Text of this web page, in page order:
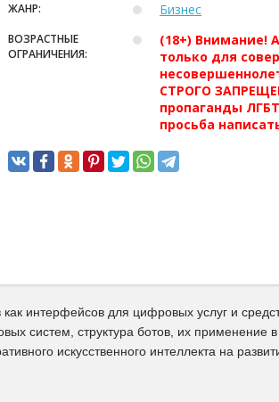
ЖАНР: Бизнес
ВОЗРАСТНЫЕ
ОГРАНИЧЕНИЯ:
(18+) Внимание!
только для
СТРОГО
пропаганды
просьба
интерфейсов для цифровых услуг и
систем, структура ботов, их применение
искусственного интеллекта на